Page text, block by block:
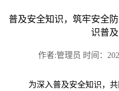
普及安全知识，筑牢安全
识普
作者:管理员 时间：
为深入普及安全知识，